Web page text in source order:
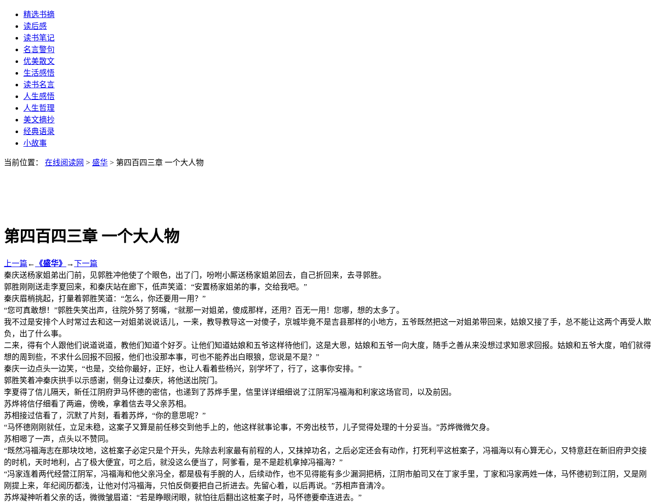
精选书摘
读后感
读书笔记
名言警句
优美散文
生活感悟
读书名言
人生感悟
人生哲理
美文摘抄
经典语录
小故事
当前位置： 在线阅读网 > 盛华 > 第四百四三章 一个大人物
第四百四三章 一个大人物
上一篇 ← 《盛华》 →下一篇
秦庆送杨家姐弟出门前，见郭胜冲他使了个眼色，出了门，吩咐小厮送杨家姐弟回去，自己折回来，去寻郭胜。
郭胜刚刚送走李夏回来，和秦庆站在廊下，低声笑道：“安置杨家姐弟的事，交给我吧。”
秦庆眉梢挑起，打量着郭胜笑道：“怎么，你还要用一用？”
“您可真敢想！”郭胜失笑出声，往院外努了努嘴，“就那一对姐弟，傻成那样，还用？百无一用！您哪，想的太多了。
我不过是安排个人时常过去和这一对姐弟说说话儿，一来，教导教导这一对傻子，京城毕竟不是吉县那样的小地方，五爷既然把这一对姐弟带回来，姑娘又接了手，总不能让这两个再受人欺
负，出了什么事。
二来，得有个人跟他们说道说道，教他们知道个好歹。让他们知道姑娘和五爷这样待他们，这是大恩，姑娘和五爷一向大度，随手之善从来没想过求知恩求回报。姑娘和五爷大度，咱们就得
想的周到些，不求什么回报不回报，他们也没那本事，可也不能养出白眼狼，您说是不是？”
秦庆一边点头一边笑，“也是，交给你最好，正好，也让人看着些杨兴，别学坏了，行了，这事你安排。”
郭胜笑着冲秦庆拱手以示感谢，侧身让过秦庆，将他送出院门。
李夏得了信儿隔天，新任江阴府尹马怀德的密信，也递到了苏烨手里，信里详详细细说了江阴军冯福海和利家这场官司，以及前因。
苏烨将信仔细看了两遍，傍晚，拿着信去寻父亲苏相。
苏相接过信看了，沉默了片刻，看着苏烨，“你的意思呢？”
“马怀德刚刚就任，立足未稳，这案子又算是前任移交到他手上的，他这样就事论事，不旁出枝节，儿子觉得处理的十分妥当。”苏烨微微欠身。
苏相嗯了一声，点头以不赞同。
“既然冯福海志在那块坟地，这桩案子必定只是个开头，先除去利家最有前程的人，又抹掉功名，之后必定还会有动作，打死利平这桩案子，冯福海以有心算无心，又特意赶在新旧府尹交接
的时机，天时地利，占了极大便宜，可之后，就没这么便当了，阿爹看，是不是趁机拿掉冯福海？”
“冯家连着两代经营江阴军，冯福海和他父亲冯全，都是极有手腕的人，后续动作，也不见得能有多少漏洞把柄，江阴市舶司又在丁家手里，丁家和冯家两姓一体，马怀德初到江阴，又是刚
刚提上来，年纪阅历都浅，让他对付冯福海，只怕反倒要把自己折进去。先留心着，以后再说。”苏相声音清冷。
苏烨凝神听着父亲的话，微微皱眉道：“若是睁眼闭眼，就怕往后翻出这桩案子时，马怀德要牵连进去。”